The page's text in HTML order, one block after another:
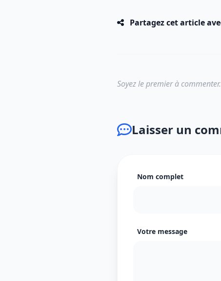
Partagez cet article
Soyez le premier à commenter.
Laisser un
Nom complet
Votre message